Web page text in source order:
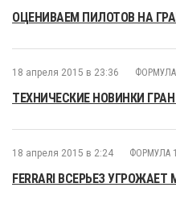
ОЦЕНИВАЕМ ПИЛОТОВ НА
18 апреля 2015 в 23:36 ФОРМУЛА
ТЕХНИЧЕСКИЕ НОВИНКИ
18 апреля 2015 в 2:24 ФОРМУЛА 1
FERRARI ВСЕРЬЕЗ УГРОЖАЕТ